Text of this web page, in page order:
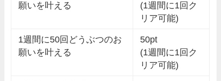
願いを叶える
(1週間に1回ク
リア可能)
1週間に50回どうぶつのお
願いを叶える
50pt
(1週間に1回ク
リア可能)